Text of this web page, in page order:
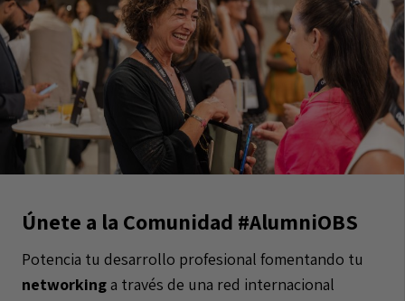
Únete a la Comunidad #AlumniOBS
Potencia tu desarrollo profesional fomentando tu
networkinga través de una red internacional